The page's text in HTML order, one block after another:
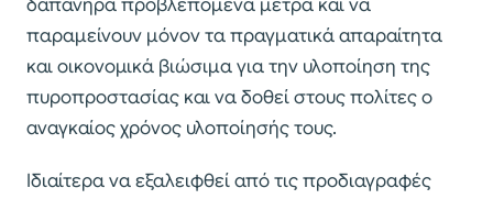
δαπανηρά προβλεπόμενα μέτρα και να
παραμείνουν μόνον τα πραγματικά απαραίτητα
και οικονομικά βιώσιμα για την υλοποίηση της
πυροπροστασίας και να δοθεί στους πολίτες ο
αναγκαίος χρόνος υλοποίησής τους.
Ιδιαίτερα να εξαλειφθεί από τις προδιαγραφές